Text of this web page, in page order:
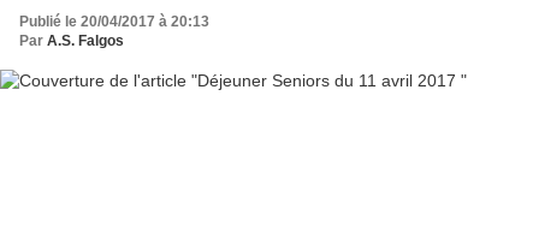
Publié le 20/04/2017 à 20:13
Par A.S. Falgos